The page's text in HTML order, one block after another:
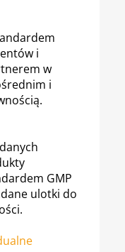
i
w
i
GMP
ulotki do